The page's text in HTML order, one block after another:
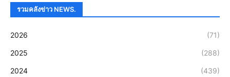
รวมคลังข่าว NEWS.
2026 (71)
2025 (288)
2024 (439)